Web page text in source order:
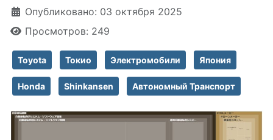
Информация о материале
Опубликовано: 03 октября 2025
Просмотров: 249
Toyota Токио Электромобили Япония
Honda Shinkansen Автономный Транспорт